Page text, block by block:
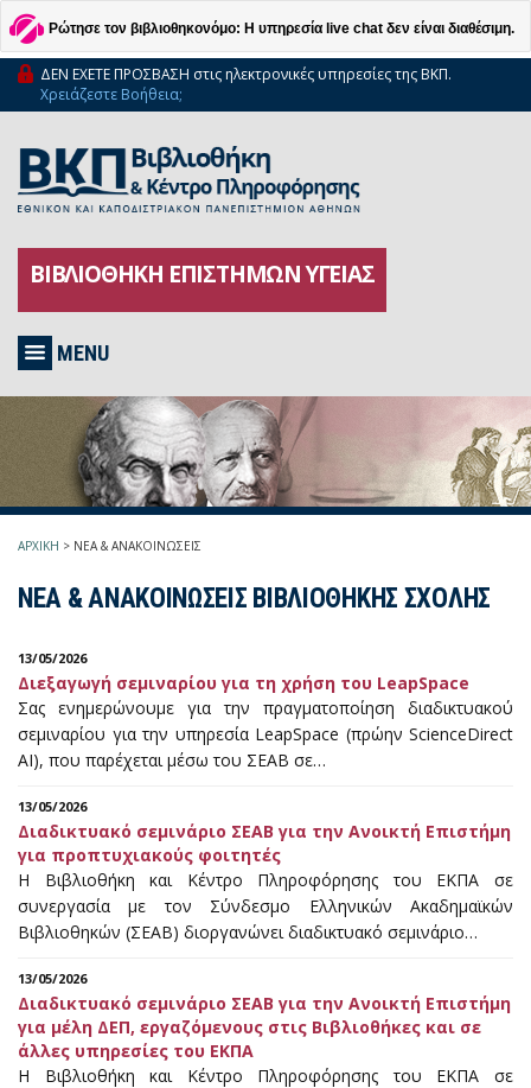
Ρώτησε τον βιβλιοθηκονόμο: Η υπηρεσία live chat δεν είναι διαθέσιμη.
ΔΕΝ ΕΧΕΤΕ ΠΡΟΣΒΑΣΗ στις ηλεκτρονικές υπηρεσίες της ΒΚΠ.
Χρειάζεστε Βοήθεια;
ΒΙΒΛΙΟΘΗΚΗ ΕΠΙΣΤΗΜΩΝ ΥΓΕΙΑΣ
MENU
ΑΡΧΙΚΗ > ΝΕΑ & ΑΝΑΚΟΙΝΩΣΕΙΣ
ΝΕΑ & ΑΝΑΚΟΙΝΩΣΕΙΣ ΒΙΒΛΙΟΘΗΚΗΣ ΣΧΟΛΗΣ
13/05/2026
Διεξαγωγή σεμιναρίου για τη χρήση του LeapSpace
Σας ενημερώνουμε για την πραγματοποίηση διαδικτυακού
σεμιναρίου για την υπηρεσία LeapSpace (πρώην ScienceDirect
AI), που παρέχεται μέσω του ΣΕΑΒ σε…
13/05/2026
Διαδικτυακό σεμινάριο ΣΕΑΒ για την Ανοικτή Επιστήμη
για προπτυχιακούς φοιτητές
Η Βιβλιοθήκη και Κέντρο Πληροφόρησης του ΕΚΠΑ σε
συνεργασία με τον Σύνδεσμο Ελληνικών Ακαδημαϊκών
Βιβλιοθηκών (ΣΕΑΒ) διοργανώνει διαδικτυακό σεμινάριο…
13/05/2026
Διαδικτυακό σεμινάριο ΣΕΑΒ για την Ανοικτή Επιστήμη
για μέλη ΔΕΠ, εργαζόμενους στις Βιβλιοθήκες και σε
άλλες υπηρεσίες του ΕΚΠΑ
Η Βιβλιοθήκη και Κέντρο Πληροφόρησης του ΕΚΠΑ σε